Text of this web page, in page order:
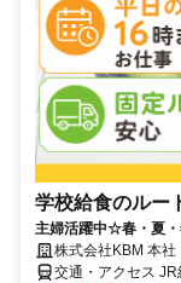
学校給食のルー
主婦活躍中☆春・夏
株式会社KBM 本社
交通・アクセス